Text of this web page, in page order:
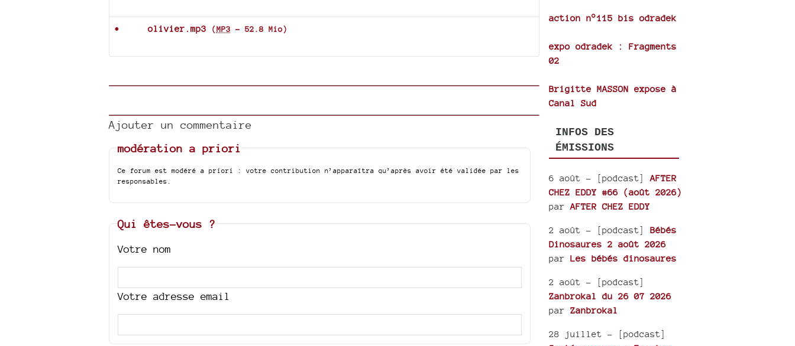
olivier.mp3 (MP3 - 52.8 Mio)
Ajouter un commentaire
modération a priori
Ce forum est modéré a priori : votre contribution n’apparaîtra qu’après avoir été validée par les
responsables.
Qui êtes-vous ?
Votre nom
Votre adresse email
action n°115 bis odradek
expo odradek : Fragments
02
Brigitte MASSON expose à
Canal Sud
INFOS DES
ÉMISSIONS
6 août- [podcast]AFTER
CHEZ EDDY #66 (août 2026)
parAFTER CHEZ EDDY
2 août- [podcast]Bébés
Dinosaures 2 août 2026
parLes bébés dinosaures
2 août- [podcast]
Zanbrokal du 26 07 2026
parZanbrokal
28 juillet- [podcast]